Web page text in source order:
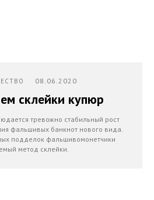
08.06.2020
склейки купюр
тревожно стабильный рост
фальшивых банкнот нового вида.
подделок фальшивомонетчики
метод склейки.